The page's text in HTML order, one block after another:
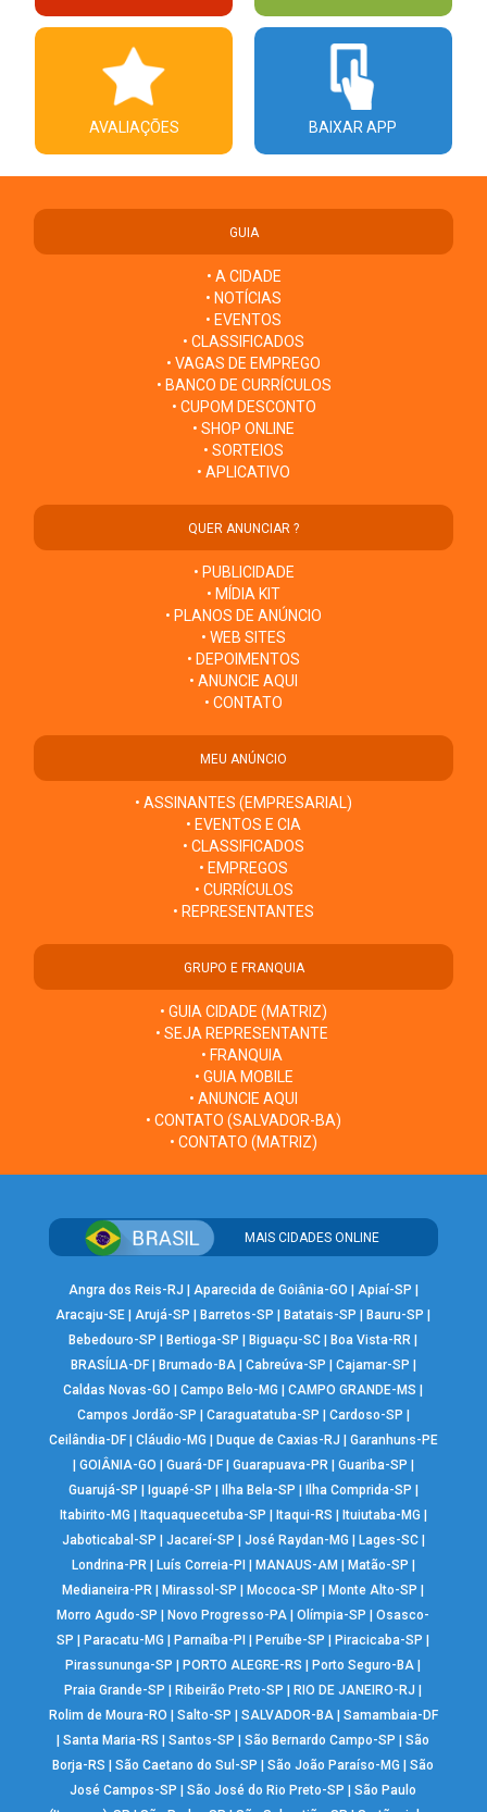
AVALIAÇÕES BAIXAR APP
GUIA
• A CIDADE
• NOTÍCIAS
• EVENTOS
• CLASSIFICADOS
• VAGAS DE EMPREGO
• BANCO DE CURRÍCULOS
• CUPOM DESCONTO
• SHOP ONLINE
• SORTEIOS
• APLICATIVO
QUER ANUNCIAR ?
• PUBLICIDADE
• MÍDIA KIT
• PLANOS DE ANÚNCIO
• WEB SITES
• DEPOIMENTOS
• ANUNCIE AQUI
• CONTATO
MEU ANÚNCIO
• ASSINANTES (EMPRESARIAL)
• EVENTOS E CIA
• CLASSIFICADOS
• EMPREGOS
• CURRÍCULOS
• REPRESENTANTES
GRUPO E FRANQUIA
• GUIA CIDADE (MATRIZ)
• SEJA REPRESENTANTE
• FRANQUIA
• GUIA MOBILE
• ANUNCIE AQUI
• CONTATO (SALVADOR-BA)
• CONTATO (MATRIZ)
MAIS CIDADES ONLINE
Angra dos Reis-RJ Aparecida de Goiânia-GO Apiaí-SP
Aracaju-SE |Arujá-SP Barretos-SP Batatais-SP Bauru-SP
Bebedouro-SP
Bertioga-SP Biguaçu-SC Boa Vista-RR
BRASÍLIA-DF| Brumado-BA| Cabreúva-SP Cajamar-SP
Caldas Novas-GO
|Campo Belo-MG |CAMPO GRANDE-MS
Campos Jordão-SP
Caraguatatuba-SP Cardoso-SP
Ceilândia-DF| Cláudio-MG Duque de Caxias-RJ
Garanhuns-PE
GOIÂNIA-GO Guará-DF| Guarapuava-PR| Guariba-SP
Guarujá-SP
Iguapé-SP Ilha Bela-SP Ilha Comprida-SP
Itabirito-MG
Itaquaquecetuba-SP Itaqui-RS Ituiutaba-MG
Jaboticabal-SP
Jacareí-SP José Raydan-MG Lages-SC|
Londrina-PR| Luís Correia-PI MANAUS-AM Matão-SP
Medianeira-PR
Mirassol-SP Mococa-SP Monte Alto-SP
Morro Agudo-SP
Novo Progresso-PA |Olímpia-SP |Osasco-
SP
Paracatu-MG Parnaíba-PI Peruíbe-SP Piracicaba-SP
Pirassununga-SP
PORTO ALEGRE-RS Porto Seguro-BA
Praia Grande-SP
Ribeirão Preto-SP RIO DE JANEIRO-RJ
Rolim de Moura-RO
Salto-SP SALVADOR-BA| Samambaia-DF
|Santa Maria-RS |Santos-SP |São Bernardo Campo-SP |São
Borja-RS
|São Caetano do Sul-SP |São João Paraíso-MG |São
José Campos-SP
|São José do Rio Preto-SP |São Paulo